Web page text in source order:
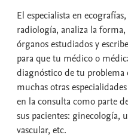
El especialista en
radiología, analiza la
órganos estudiados y
para que tu médico o
diagnóstico de tu problema
muchas otras
en la consulta como parte
sus pacientes:
vascular, etc.